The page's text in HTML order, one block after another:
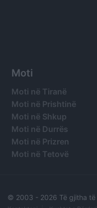
Moti
Moti në Tiranë
Moti në Prishtinë
Moti në Shkup
Moti në Durrës
Moti në Prizren
Moti në Tetovë
© 2003 - 2026 Të gjitha